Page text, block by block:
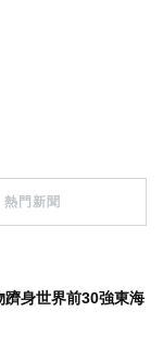
熱門新聞
躋身世界前30強東海